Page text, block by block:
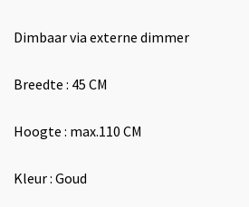
Dimbaar via externe dimmer
Breedte : 45 CM
Hoogte : max.110 CM
Kleur : Goud